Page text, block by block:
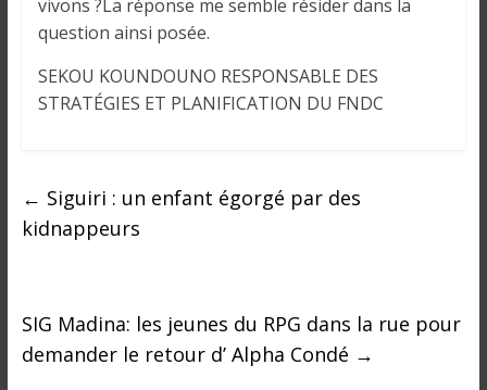
vivons ?La réponse me semble résider dans la
question ainsi posée.
SEKOU KOUNDOUNO RESPONSABLE DES
STRATÉGIES ET PLANIFICATION DU FNDC
← Siguiri : un enfant égorgé par des
kidnappeurs
SIG Madina: les jeunes du RPG dans la rue pour
demander le retour d’ Alpha Condé →